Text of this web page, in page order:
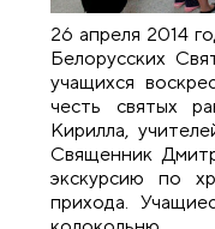
26 апреля 2014
Белорусских
учащихся
честь святых
Кирилла,
Священник
экскурсию по
прихода.